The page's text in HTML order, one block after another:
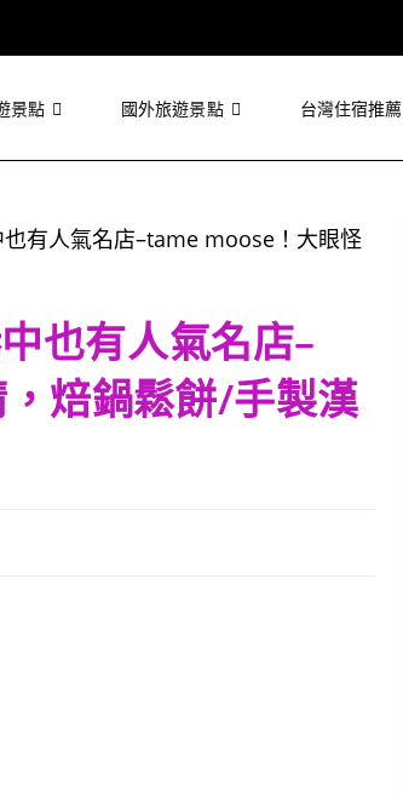
景點 國外旅遊景點 台灣住宿推薦
也有人氣名店–
焙鍋鬆餅/手製漢